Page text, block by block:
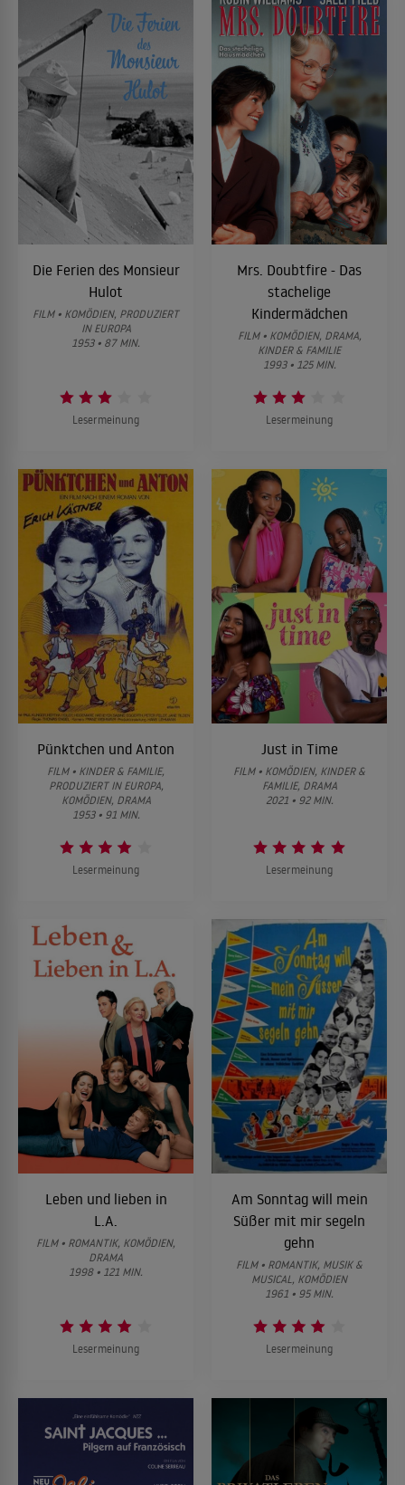
Die Ferien des Monsieur
Hulot
FILM • KOMÖDIEN, PRODUZIERT
IN EUROPA
1953 • 87 MIN.
Lesermeinung
Mrs. Doubtfire - Das
stachelige
Kindermädchen
FILM • KOMÖDIEN, DRAMA,
KINDER & FAMILIE
1993 • 125 MIN.
Lesermeinung
Pünktchen und Anton
FILM • KINDER & FAMILIE,
PRODUZIERT IN EUROPA,
KOMÖDIEN, DRAMA
1953 • 91 MIN.
Lesermeinung
Just in Time
FILM • KOMÖDIEN, KINDER &
FAMILIE, DRAMA
2021 • 92 MIN.
Lesermeinung
Leben und lieben in
L.A.
FILM • ROMANTIK, KOMÖDIEN,
DRAMA
1998 • 121 MIN.
Lesermeinung
Am Sonntag will mein
Süßer mit mir segeln
gehn
FILM • ROMANTIK, MUSIK &
MUSICAL, KOMÖDIEN
1961 • 95 MIN.
Lesermeinung